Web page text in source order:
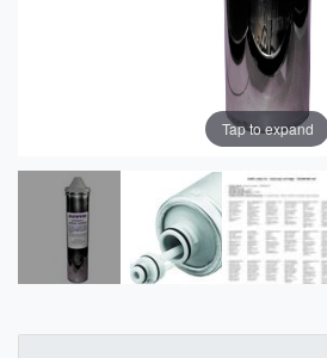
Tap to expand